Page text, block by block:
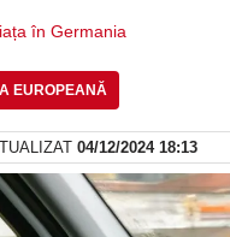
în Germania
EUROPEANĂ
04/12/2024 18:13